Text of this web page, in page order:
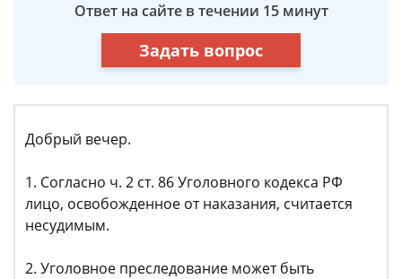
Ответ на сайте в течении 15 минут
Задать вопрос
Добрый вечер.
1. Согласно ч. 2 ст. 86 Уголовного кодекса РФ
лицо, освобожденное от наказания, считается
несудимым.
2. Уголовное преследование может быть